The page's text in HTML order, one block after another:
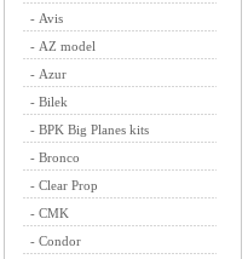
- Avis
- AZ model
- Azur
- Bilek
- BPK Big Planes kits
- Bronco
- Clear Prop
- CMK
- Condor